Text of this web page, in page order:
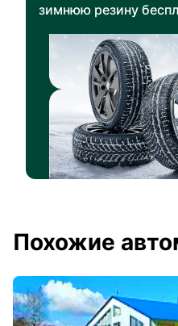
зимнюю резину
Похожие